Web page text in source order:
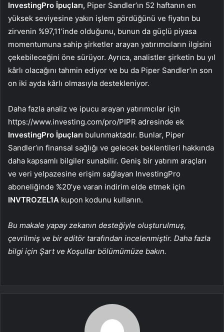
InvestingPro İpuçları, Piper Sandler’ın 52 haftanın en
yüksek seviyesine yakın işlem gördüğünü ve fiyatın bu
zirvenin %97,11’inde olduğunu, bunun da güçlü piyasa
momentumuna sahip şirketler arayan yatırımcıların ilgisini
çekebileceğini öne sürüyor. Ayrıca, analistler şirketin bu yıl
kârlı olacağını tahmin ediyor ve bu da Piper Sandler’ın son
on iki ayda kârlı olmasıyla destekleniyor.
Daha fazla analiz ve ipucu arayan yatırımcılar için
https://www.investing.com/pro/PIPR adresinde ek
InvestingPro İpuçları bulunmaktadır. Bunlar, Piper
Sandler’ın finansal sağlığı ve gelecek beklentileri hakkında
daha kapsamlı bilgiler sunabilir. Geniş bir yatırım araçları
ve veri yelpazesine erişim sağlayan InvestingPro
aboneliğinde %20’ye varan indirim elde etmek için
INVTROZEL1A kupon kodunu kullanın.
Bu makale yapay zekanın desteğiyle oluşturulmuş,
çevrilmiş ve bir editör tarafından incelenmiştir. Daha fazla
bilgi için Şart ve Koşullar bölümümüze bakın.